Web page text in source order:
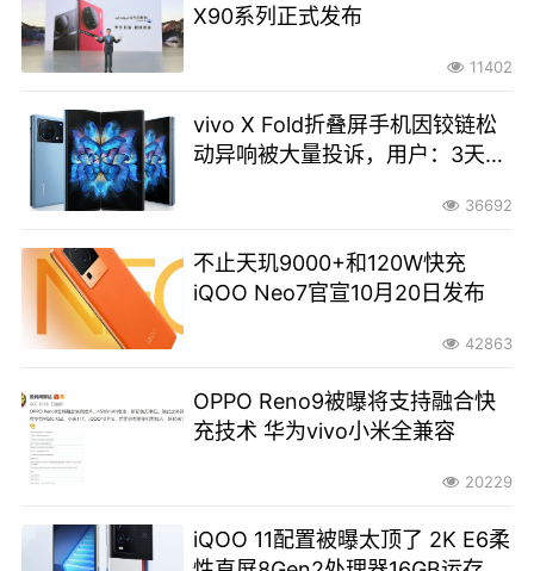
X90系列正式发布
11402
vivo X Fold折叠屏手机因铰链松
动异响被大量投诉，用户：3天就
36692
不止天玑9000+和120W快充
iQOO Neo7官宣10月20日发布
42863
OPPO Reno9被曝将支持融合快
充技术 华为vivo小米全兼容
20229
iQOO 11配置被曝太顶了 2K E6柔